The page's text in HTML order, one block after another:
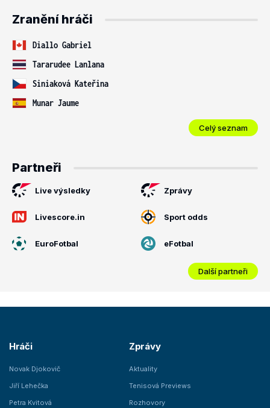
Zranění hráči
Diallo Gabriel
Tararudee Lanlana
Siniaková Kateřina
Munar Jaume
Celý seznam
Partneři
Live výsledky Zprávy
Livescore.in Sport odds
EuroFotbal eFotbal
Další partneři
Hráči
Novak Djokovič
Jiří Lehečka
Petra Kvitová
Zprávy
Aktuality
Tenisová Previews
Rozhovory